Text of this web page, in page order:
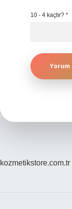
10 - 4 kaçtır? *
kozmetikstore.com.tr